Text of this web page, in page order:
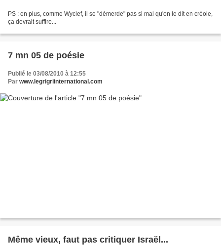
PS : en plus, comme Wyclef, il se "démerde" pas si mal qu'on le dit en créole,
ça devrait suffire...
7 mn 05 de poésie
Publié le 03/08/2010 à 12:55
Par www.legrigriinternational.com
Même vieux, faut pas critiquer Israël...